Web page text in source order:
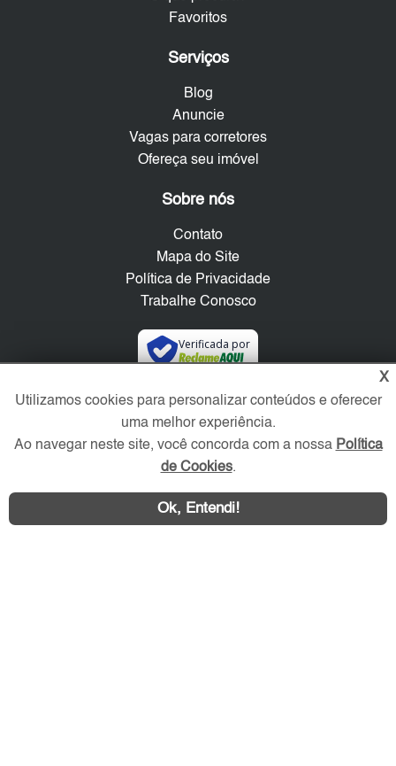
Favoritos
Serviços
Blog
Anuncie
Vagas para corretores
Ofereça seu imóvel
Sobre nós
Contato
Mapa do Site
Política de Privacidade
Trabalhe Conosco
Verificada por
Redes Sociais
X
Utilizamos cookies para personalizar conteúdos e oferecer
uma melhor experiência.
Ao navegar neste site, você concorda com a nossa Política
de Cookies.
Ok, Entendi!